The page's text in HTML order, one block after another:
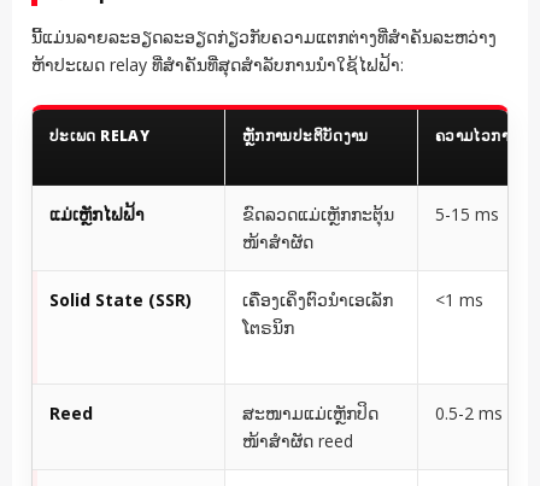
ນີ້ແມ່ນລາຍລະອຽດລະອຽດກ່ຽວກັບຄວາມແຕກຕ່າງທີ່ສຳຄັນລະຫວ່າງ
ຫ້າປະເພດ relay ທີ່ສຳຄັນທີ່ສຸດສຳລັບການນຳໃຊ້ໄຟຟ້າ:
ປະເພດ RELAY ຫຼັກການປະຕິບັດງານ ຄວາມໄວການປ່
ແມ່ເຫຼັກໄຟຟ້າ
ຂົດລວດແມ່ເຫຼັກກະຕຸ້ນ
ໜ້າສຳຜັດ
5-15 ms
Solid State (SSR)
ເຄື່ອງເຄິ່ງຕົວນຳເອເລັກ
ໂຕຣນິກ
<1 ms
Reed
ສະໜາມແມ່ເຫຼັກປິດ
ໜ້າສຳຜັດ reed
0.5-2 ms